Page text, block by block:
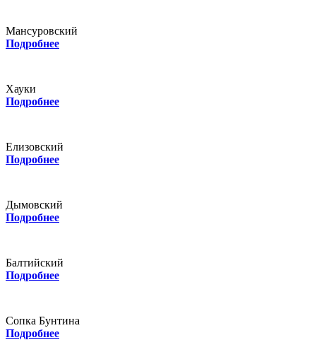
Мансуровский
Подробнее
Хауки
Подробнее
Елизовский
Подробнее
Дымовский
Подробнее
Балтийский
Подробнее
Сопка Бунтина
Подробнее